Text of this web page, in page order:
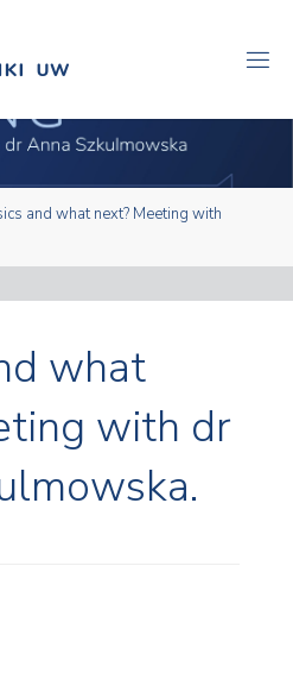
and what next? Meeting with
what
with dr